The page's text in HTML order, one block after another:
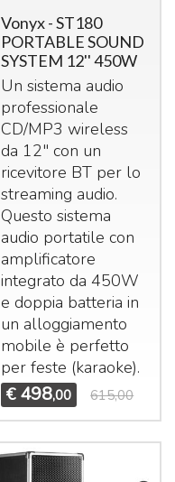
Vonyx - ST180
PORTABLE SOUND
SYSTEM 12'' 450W
Un sistema audio
professionale
CD/MP3 wireless
da 12" con un
ricevitore BT per lo
streaming audio.
Questo sistema
audio portatile con
amplificatore
integrato da 450W
e doppia batteria in
un alloggiamento
mobile è perfetto
per feste (karaoke).
€ 498,00 615,00